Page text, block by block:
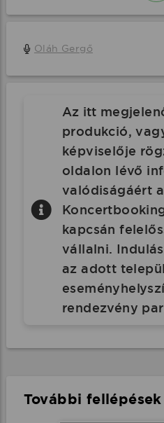
Oláh Gergő
Az itt
produkció,
képviselője
oldalon lévő
valódiságáért a
kapcsán
vállalni.
az adott
rendezvény
További